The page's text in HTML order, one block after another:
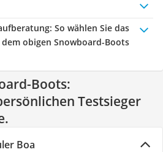
: So wählen Sie das
obigen Snowboard-Boots
Boots:
Testsieger
Boa